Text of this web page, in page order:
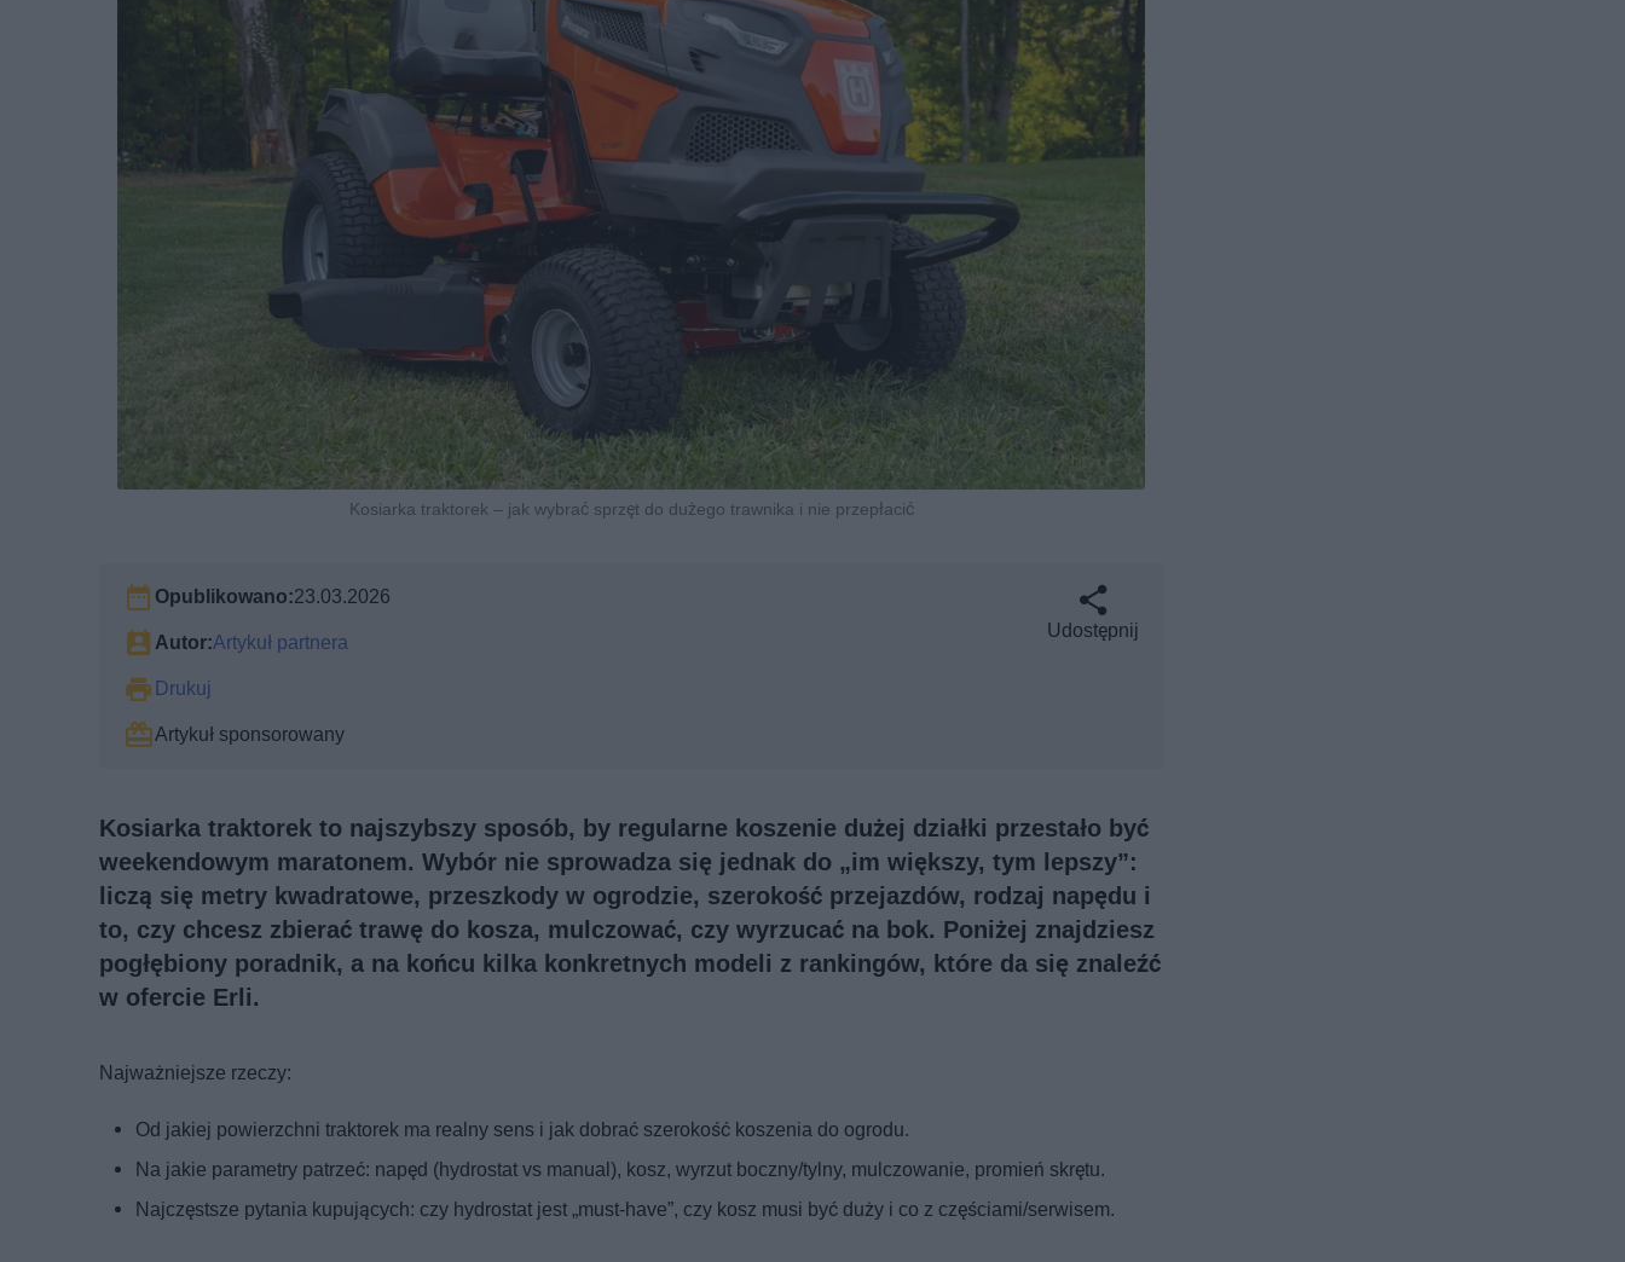
Kosiarka traktorek – jak wybrać sprzęt do dużego trawnika i nie przepłacić
Opublikowano:23.03.2026
Autor:Artykuł partnera
Drukuj
Artykuł sponsorowany
Udostępnij
Kosiarka traktorek to najszybszy sposób, by regularne koszenie dużej działki przestało być
weekendowym maratonem. Wybór nie sprowadza się jednak do „im większy, tym lepszy”:
liczą się metry kwadratowe, przeszkody w ogrodzie, szerokość przejazdów, rodzaj napędu i
to, czy chcesz zbierać trawę do kosza, mulczować, czy wyrzucać na bok. Poniżej znajdziesz
pogłębiony poradnik, a na końcu kilka konkretnych modeli z rankingów, które da się znaleźć
w ofercie Erli.
Najważniejsze rzeczy:
Od jakiej powierzchni traktorek ma realny sens i jak dobrać szerokość koszenia do ogrodu.
Na jakie parametry patrzeć: napęd (hydrostat vs manual), kosz, wyrzut boczny/tylny, mulczowanie, promień skrętu.
Najczęstsze pytania kupujących: czy hydrostat jest „must-have”, czy kosz musi być duży i co z częściami/serwisem.